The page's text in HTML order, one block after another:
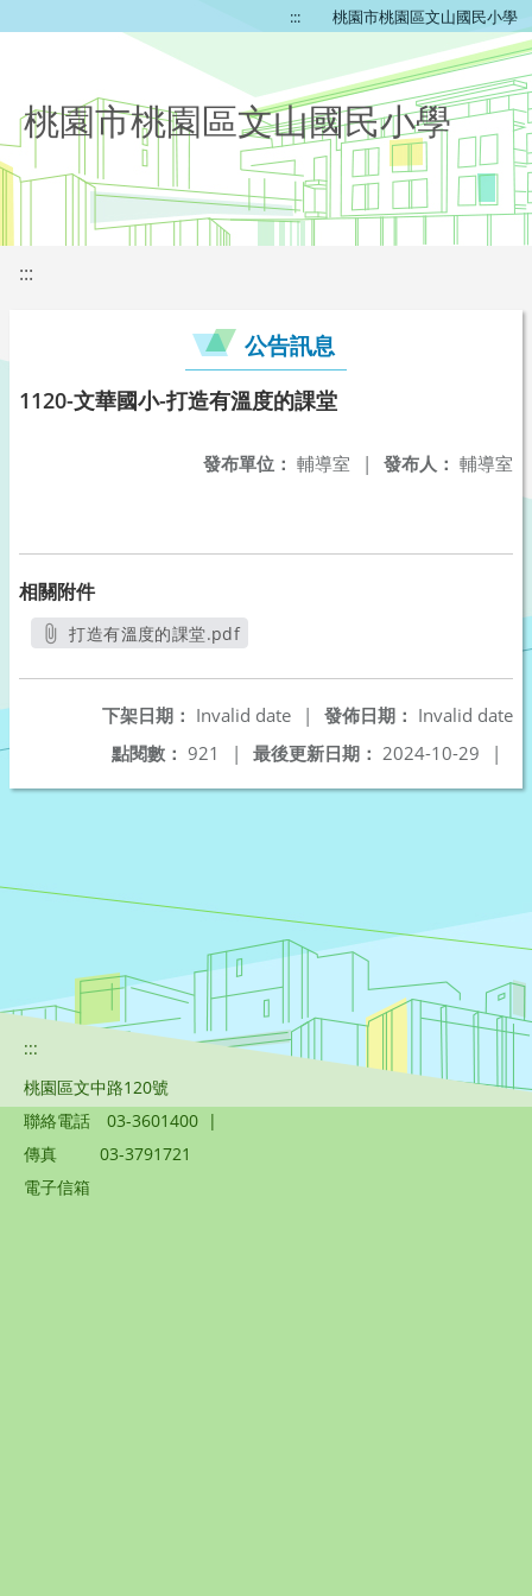
::: 桃園市桃園區文山國民小學
桃園市桃園區文山國民小學
:::
公告訊息
1120-文華國小-打造有溫度的課堂
發布人： 輔導室
發布單位： 輔導室 |
相關附件
打造有溫度的課堂.pdf
發佈日期： Invalid date
下架日期： Invalid date
|
最後更新日期： 2024-10-29 |
點閱數： 921 |
:::
桃園區文中路120號
聯絡電話
03-3601400 |
傳真
03-3791721
電子信箱